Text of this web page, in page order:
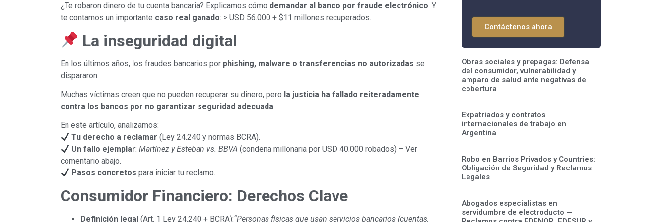
¿Te robaron dinero de tu cuenta bancaria? Explicamos cómo demandar al banco por fraude electrónico. Y
te contamos un importante caso real ganado: > USD 56.000 + $11 millones recuperados.
La inseguridad digital
En los últimos años, los fraudes bancarios por phishing, malware o transferencias no autorizadas se
dispararon.
Muchas víctimas creen que no pueden recuperar su dinero, pero la justicia ha fallado reiteradamente
contra los bancos por no garantizar seguridad adecuada.
En este artículo, analizamos:
Tu derecho a reclamar (Ley 24.240 y normas BCRA).
Un fallo ejemplar:Martínez y Esteban vs. BBVA (condena millonaria por USD 40.000 robados) – Ver
comentario abajo.
Pasos concretos para iniciar tu reclamo.
Consumidor Financiero: Derechos Clave
Definición legal (Art. 1 Ley 24.240 + BCRA):“Personas físicas que usan servicios bancarios (cuentas,
Contáctenos ahora
Obras sociales y prepagas: Defensa
del consumidor, vulnerabilidad y
amparo de salud ante negativas de
cobertura
Expatriados y contratos
internacionales de trabajo en
Argentina
Robo en Barrios Privados y Countries:
Obligación de Seguridad y Reclamos
Legales
Abogados especialistas en
servidumbre de electroducto —